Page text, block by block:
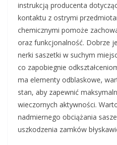
instrukcją producenta
kontaktu z ostrymi
chemicznymi pomoże
oraz funkcjonalność. Dobrze
nerki saszetki w suchym
co zapobiegnie
ma elementy odblaskowe,
stan, aby zapewnić
wieczornych aktywności.
nadmiernego obciążania
uszkodzenia zamków